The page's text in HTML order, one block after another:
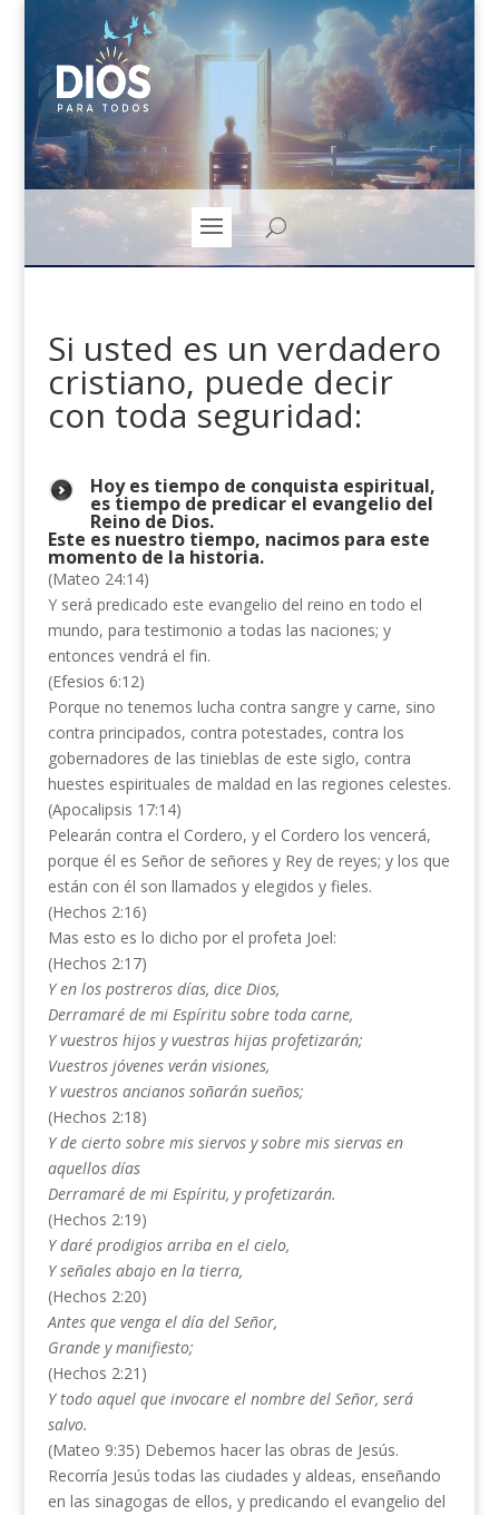
Si usted es un verdadero
cristiano, puede decir
con toda seguridad:
Hoy es tiempo de conquista espiritual,
es tiempo de predicar el evangelio del
Reino de Dios.
Este es nuestro tiempo, nacimos para este
momento de la historia.
(Mateo 24:14)
Y será predicado este evangelio del reino en todo el
mundo, para testimonio a todas las naciones; y
entonces vendrá el fin.
(Efesios 6:12)
Porque no tenemos lucha contra sangre y carne, sino
contra principados, contra potestades, contra los
gobernadores de las tinieblas de este siglo, contra
huestes espirituales de maldad en las regiones celestes.
(Apocalipsis 17:14)
Pelearán contra el Cordero, y el Cordero los vencerá,
porque él es Señor de señores y Rey de reyes; y los que
están con él son llamados y elegidos y fieles.
(Hechos 2:16)
Mas esto es lo dicho por el profeta Joel:
(Hechos 2:17)
Y en los postreros días, dice Dios,
Derramaré de mi Espíritu sobre toda carne,
Y vuestros hijos y vuestras hijas profetizarán;
Vuestros jóvenes verán visiones,
Y vuestros ancianos soñarán sueños;
(Hechos 2:18)
Y de cierto sobre mis siervos y sobre mis siervas en
aquellos días
Derramaré de mi Espíritu, y profetizarán.
(Hechos 2:19)
Y daré prodigios arriba en el cielo,
Y señales abajo en la tierra,
(Hechos 2:20)
Antes que venga el día del Señor,
Grande y manifiesto;
(Hechos 2:21)
Y todo aquel que invocare el nombre del Señor, será
salvo.
(Mateo 9:35) Debemos hacer las obras de Jesús.
Recorría Jesús todas las ciudades y aldeas, enseñando
en las sinagogas de ellos, y predicando el evangelio del